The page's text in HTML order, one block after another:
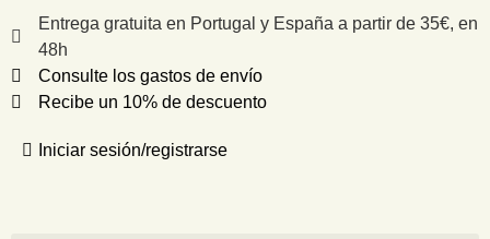
Entrega gratuita en Portugal y España a partir de 35€, en
48h
Consulte los gastos de envío
Recibe un 10% de descuento
Iniciar sesión/registrarse